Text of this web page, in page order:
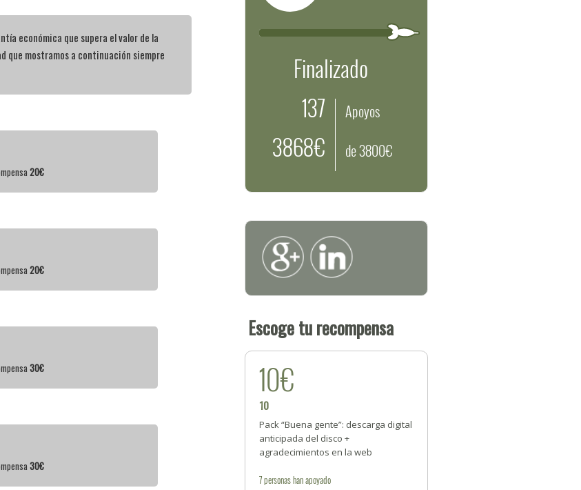
económica que supera el valor de la
que mostramos a continuación siempre
20€
20€
30€
30€
Finalizado
137
3868€
Apoyos
de 3800€
Escoge tu recompensa
10€
10
Pack “Buena gente”: descarga digital
anticipada del disco +
agradecimientos en la web
7personashan apoyado